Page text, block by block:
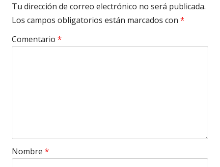
Tu dirección de correo electrónico no será publicada.
Los campos obligatorios están marcados con *
Comentario *
Nombre *